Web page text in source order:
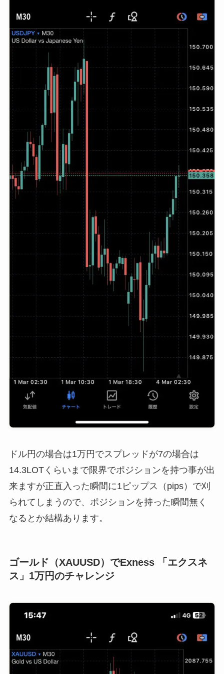
ドル円の場合は1万円でスプレッドが7の場合は
14.3LOTくらいまで限界でポジションを持つ事が出
来ますが正直入った瞬間に1ピップス（pips）で刈
られてしまうので、ポジションを持った瞬間無く
なるとか結構あります。
ゴールド（XAUUSD）でExness
「エクスネ
ス」 1万円のチャレンジ